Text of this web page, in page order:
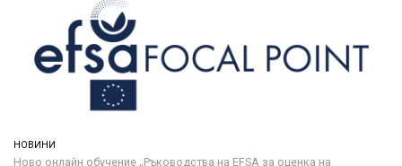
НОВИНИ
Ново онлайн обучение „Ръководства на ЕFSA за оценка на